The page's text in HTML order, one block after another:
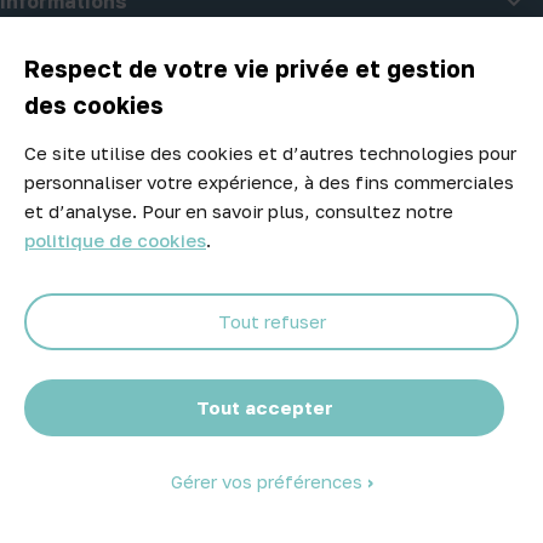
Respect de votre vie privée et gestion
des cookies
Ce site utilise des cookies et d’autres technologies pour
personnaliser votre expérience, à des fins commerciales
et d’analyse. Pour en savoir plus, consultez notre
politique de cookies.
Tout accepter
Tout refuser
Gérer vos préférences
A propos d'Atelier Piscine
Newsletter
Ne manquez aucune opportunité ! Restez informé de nos meilleurs
prix et nouveaux arrivages.
Abonnez-vous
© 2026 Atelier Piscine - Tous droits réservés